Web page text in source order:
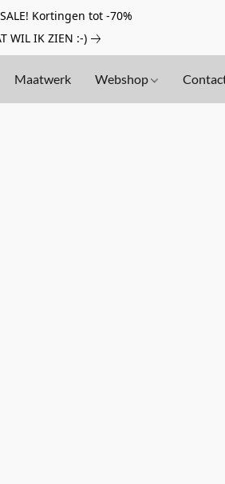
Kortingen tot -70%
WIL IK ZIEN :-)
Maatwerk Webshop